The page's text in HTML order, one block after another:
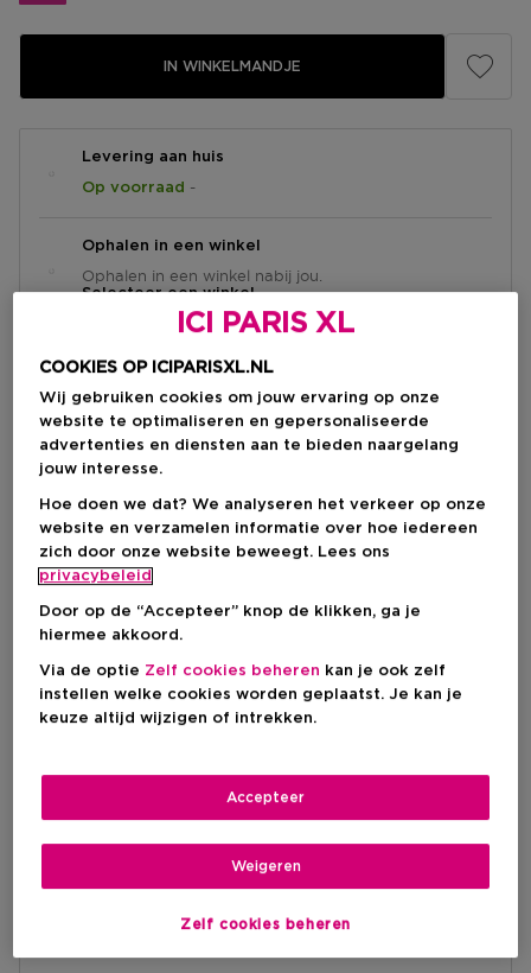
IN WINKELMANDJE
Levering aan huis
Op voorraad -
Ophalen in een winkel
Ophalen in een winkel nabij jou.
Selecteer een winkel
Textuur Liquid
Geurtype Amber
Ingrediënt
Ontvang een prada luna rossa carbon
eau de parfum 9 ml
Bij aankoop vanaf een 50 ml Prada
geur.
Ontdek hier
Paradigme Eau de Parfum van Prada
Paradigme, het nieuwe kenmerkende parfum voor
heren van Prada. Een parfum dat traditionele
opvattingen doorbreekt met één simpele vraag: What
if there's another way? Een uitnodiging om te durven,
Productdetails
Amberachtige Houtsoorten
Bourbon-Geranium
Topnoten:
Ingrediënten
ALCOHOL , PARFUM / FRAGRANCE , AQUA /
ICI PARIS XL
COOKIES OP ICIPARISXL.NL
Wij gebruiken cookies om jouw ervaring op onze
website te optimaliseren en gepersonaliseerde
advertenties en diensten aan te bieden naargelang
jouw interesse.
Hoe doen we dat? We analyseren het verkeer op onze
website en verzamelen informatie over hoe iedereen
zich door onze website beweegt. Lees ons
privacybeleid
Door op de “Accepteer” knop de klikken, ga je
hiermee akkoord.
Via de optie Zelf cookies beheren kan je ook zelf
instellen welke cookies worden geplaatst. Je kan je
keuze altijd wijzigen of intrekken.
Zelf cookies beheren
Weigeren
Accepteer